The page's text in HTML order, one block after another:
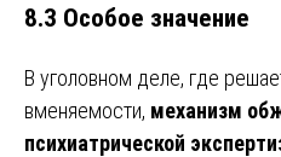
8.3 Особое значение
В уголовном деле, где
вменяемости, механизм
психиатрической